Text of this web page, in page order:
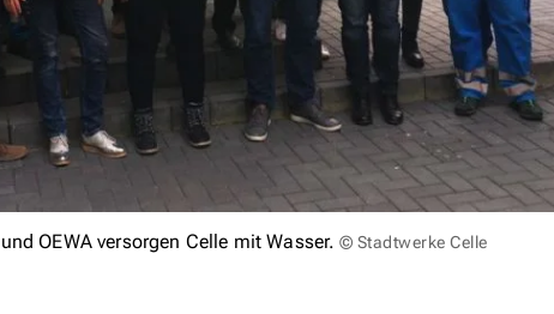
OEWA versorgen Celle mit Wasser. © Stadtwerke Celle